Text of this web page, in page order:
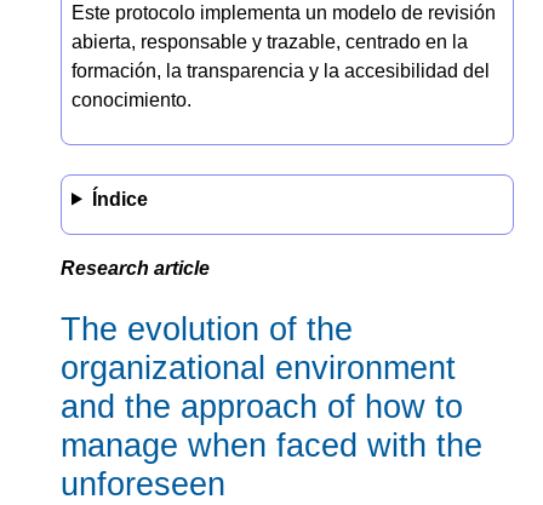
Este protocolo implementa un modelo de revisión
abierta, responsable y trazable, centrado en la
formación, la transparencia y la accesibilidad del
conocimiento.
Índice
Research article
The evolution of the
organizational environment
and the approach of how to
manage when faced with the
unforeseen